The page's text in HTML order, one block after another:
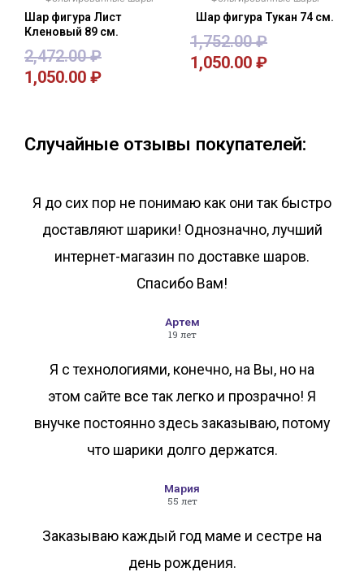
Шар фигура Лист
Кленовый 89 см.
2,472.00₽
1,050.00 ₽
Шар фигура Тукан 74 см.
1,752.00₽
1,050.00 ₽
Случайные отзывы покупателей:
Я до сих пор не понимаю как они так быстро
доставляют шарики! Однозначно, лучший
интернет-магазин по доставке шаров.
Спасибо Вам!
Артем
19 лет
Я с технологиями, конечно, на Вы, но на
этом сайте все так легко и прозрачно! Я
внучке постоянно здесь заказываю, потому
что шарики долго держатся.
Мария
55 лет
Заказываю каждый год маме и сестре на
день рождения.